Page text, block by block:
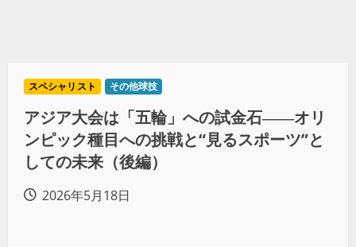
スペシャリスト その他球技
アジア大会は「五輪」への試金石――オリ
ンピック種目への挑戦と“見るスポーツ”と
しての未来（後編）
2026年5月18日